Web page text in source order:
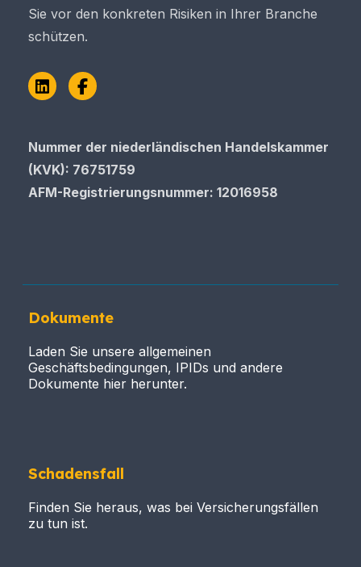
Sie vor den konkreten Risiken in Ihrer Branche
schützen.
LinkedInFacebook
Nummer der niederländischen Handelskammer
(KVK): 76751759
AFM-Registrierungsnummer: 12016958
Dokumente
Laden Sie unsere allgemeinen
Geschäftsbedingungen, IPIDs und andere
Dokumente hier herunter.
Schadensfall
Finden Sie heraus, was bei Versicherungsfällen
zu tun ist.